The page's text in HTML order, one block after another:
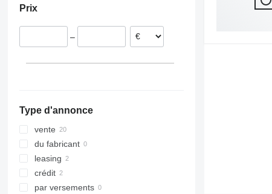
Prix
–
Type d'annonce
vente
du fabricant
leasing
crédit
par versements